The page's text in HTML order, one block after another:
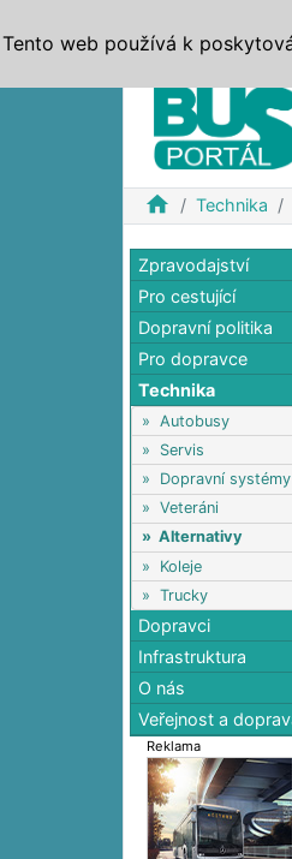
home Technika
Zpravodajství
Pro cestující
Dopravní politika
Pro dopravce
Technika
» Autobusy
» Servis
» Dopravní systémy
» Veteráni
» Alternativy
» Koleje
» Trucky
Dopravci
Infrastruktura
O nás
Veřejnost a
Reklama
Tento web používá k